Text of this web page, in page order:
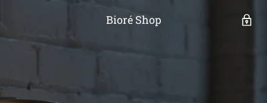
Bioré Shop